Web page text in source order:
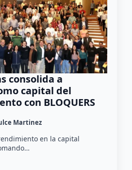
consolida a
capital del
con BLOQUERS
Martinez
en la capital